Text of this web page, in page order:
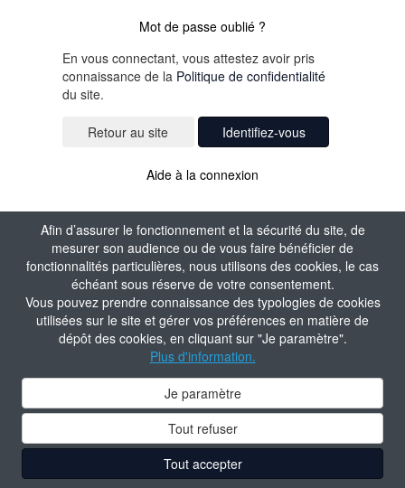
Afin d’assurer le fonctionnement et la sécurité du site, de
mesurer son audience ou de vous faire bénéficier de
fonctionnalités particulières, nous utilisons des cookies, le cas
échéant sous réserve de votre consentement.
Vous pouvez prendre connaissance des typologies de cookies
utilisées sur le site et gérer vos préférences en matière de
dépôt des cookies, en cliquant sur "Je paramètre".
Plus d'information.
Je paramètre
Tout refuser
Tout accepter
Mot de passe oublié ?
En vous connectant, vous attestez avoir pris
connaissance de la Politique de confidentialité
du site.
Identifiez-vous
Aide à la connexion